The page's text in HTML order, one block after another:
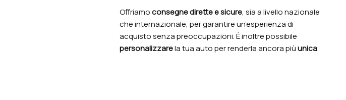
Offriamoconsegne dirette e sicure, sia a livello nazionale
che internazionale, per garantire un’esperienza di
acquisto senza preoccupazioni. È inoltre possibile
personalizzarela tua auto per renderla ancora piùunica.